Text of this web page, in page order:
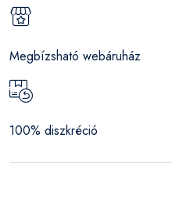
Megbízsható webáruház
100% diszkréció